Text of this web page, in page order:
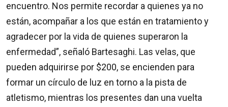
encuentro. Nos permite recordar a quienes ya no
están, acompañar a los que están en tratamiento y
agradecer por la vida de quienes superaron la
enfermedad”, señaló Bartesaghi. Las velas, que
pueden adquirirse por $200, se encienden para
formar un círculo de luz en torno a la pista de
atletismo, mientras los presentes dan una vuelta